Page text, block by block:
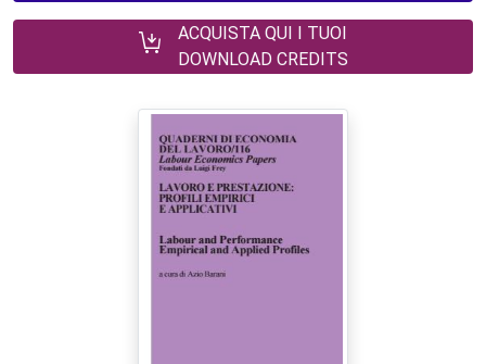
ACQUISTA QUI I TUOI
DOWNLOAD CREDITS